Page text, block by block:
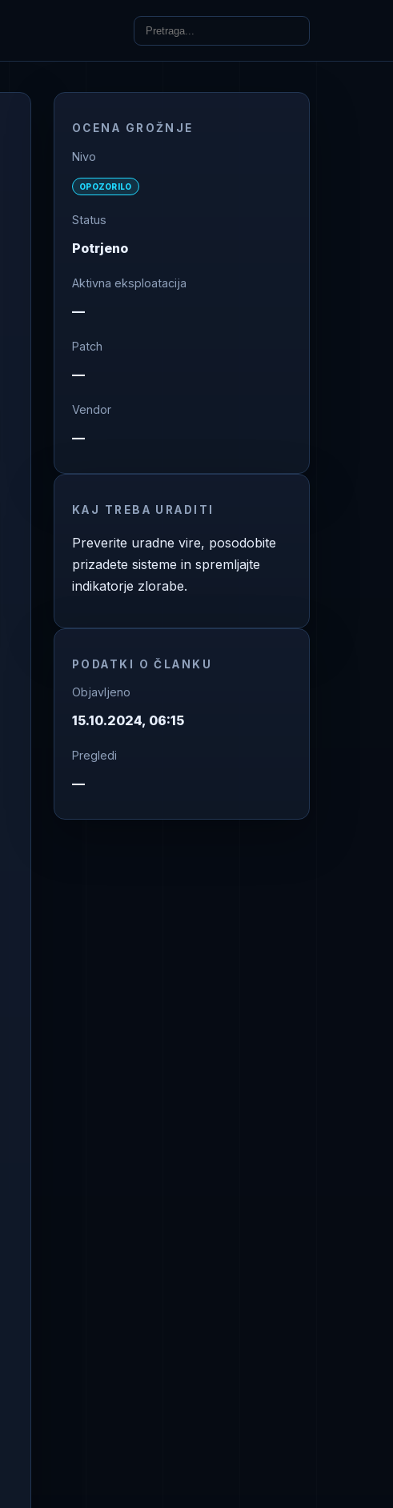
OCENA GROŽNJE
Nivo
OPOZORILO
Status
Potrjeno
Aktivna eksploatacija
—
Patch
—
Vendor
—
KAJ TREBA URADITI
Preverite uradne vire, posodobite
prizadete sisteme in spremljajte
indikatorje zlorabe.
PODATKI O ČLANKU
Objavljeno
15.10.2024, 06:15
Pregledi
—